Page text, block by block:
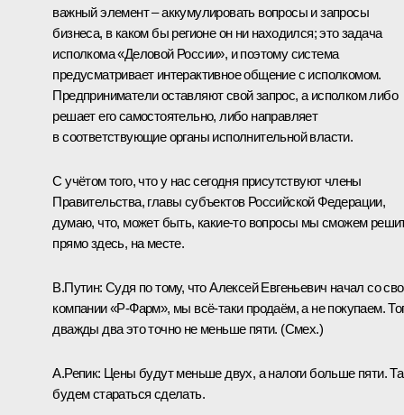
важный элемент – аккумулировать вопросы и запросы
бизнеса, в каком бы регионе он ни находился; это задача
исполкома «Деловой России», и поэтому система
предусматривает интерактивное общение с исполкомом.
Предприниматели оставляют свой запрос, а исполком либо
решает его самостоятельно, либо направляет
в соответствующие органы исполнительной власти.
С учётом того, что у нас сегодня присутствуют члены
Правительства, главы субъектов Российской Федерации,
думаю, что, может быть, какие‑то вопросы мы сможем
прямо здесь, на месте.
В.Путин: Судя по тому, что Алексей Евгеньевич начал со
компании «Р-Фарм», мы всё‑таки продаём, а не покупаем.
дважды два это точно не меньше пяти. (Смех.)
А.Репик: Цены будут меньше двух, а налоги больше пяти.
будем стараться сделать.